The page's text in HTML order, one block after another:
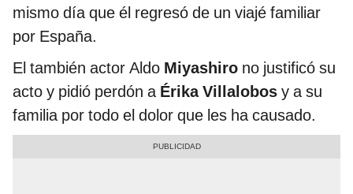
mismo día que él regresó de un viajé familiar
por España.
El también actor Aldo Miyashiro no justificó su
acto y pidió perdón a Érika Villalobos y a su
familia por todo el dolor que les ha causado.